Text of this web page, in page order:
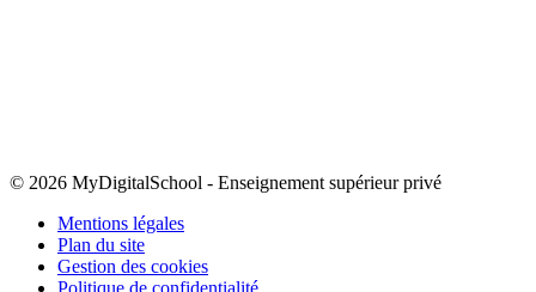
© 2026 MyDigitalSchool - Enseignement supérieur privé
Mentions légales
Plan du site
Gestion des cookies
Politique de confidentialité